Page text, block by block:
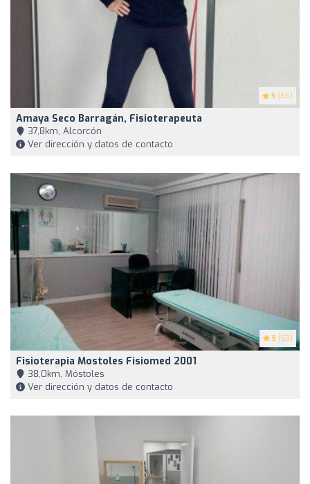
5 (65)
Amaya Seco Barragán, Fisioterapeuta
37,8km, Alcorcón
Ver dirección y datos de contacto
5 (53)
Fisioterapia Mostoles Fisiomed 2001
38,0km, Móstoles
Ver dirección y datos de contacto